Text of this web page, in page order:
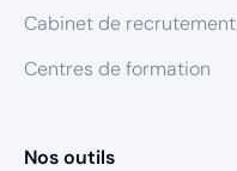
Cabinet de recrutement
Centres de formation
Nos outils